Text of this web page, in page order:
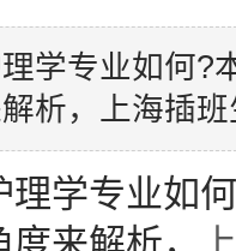
学专业如何?
析，上海插
理学专业如